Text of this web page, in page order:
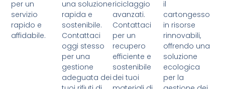
per un
servizio
rapido e
affidabile.
una soluzione
rapida e
sostenibile.
Contattaci
oggi stesso
per una
gestione
adeguata dei
riciclaggio
avanzati.
Contattaci
per un
recupero
efficiente e
sostenibile
dei tuoi
il
cartongesso
in risorse
rinnovabili,
offrendo una
soluzione
ecologica
per la